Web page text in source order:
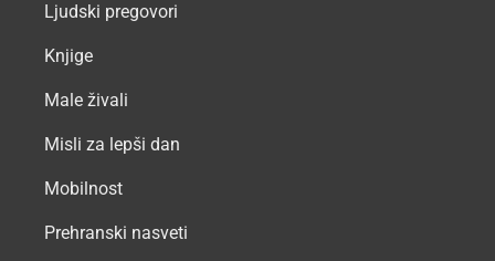
Ljudski pregovori
Knjige
Male živali
Misli za lepši dan
Mobilnost
Prehranski nasveti